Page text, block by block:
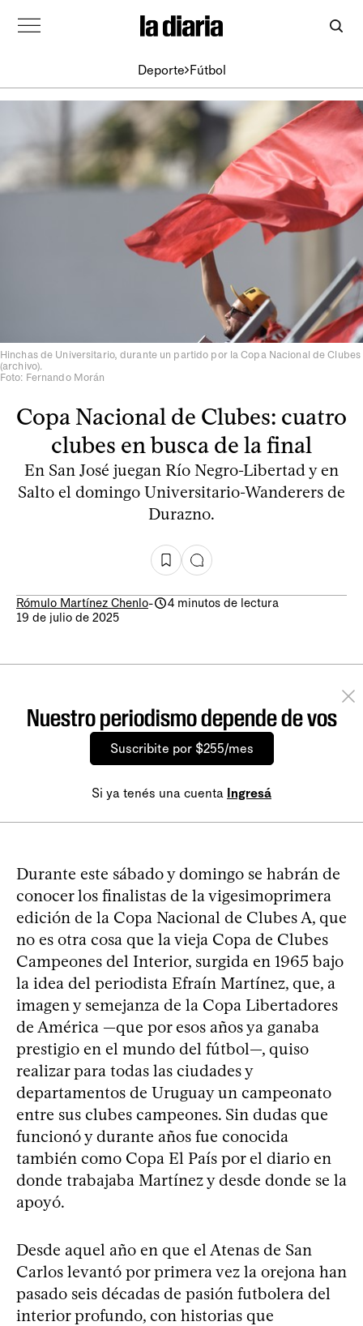
Deporte Fútbol
Hinchas de Universitario, durante un partido por la Copa Nacional de Clubes
(archivo).
Foto: Fernando Morán
Copa Nacional de Clubes: cuatro
clubes en busca de la final
En San José juegan Río Negro-Libertad y en
Salto el domingo Universitario-Wanderers de
Durazno.
Rómulo Martínez Chenlo-
4 minutos de lectura
19 de julio de 2025
Nuestro periodismo depende de vos
Suscribite por $255/mes
Si ya tenés una cuenta Ingresá
Durante este sábado y domingo se habrán de
conocer los finalistas de la vigesimoprimera
edición de la Copa Nacional de Clubes A, que
no es otra cosa que la vieja Copa de Clubes
Campeones del Interior, surgida en 1965 bajo
la idea del periodista Efraín Martínez, que, a
imagen y semejanza de la Copa Libertadores
de América —que por esos años ya ganaba
prestigio en el mundo del fútbol—, quiso
realizar para todas las ciudades y
departamentos de Uruguay un campeonato
entre sus clubes campeones. Sin dudas que
funcionó y durante años fue conocida
también como Copa El País por el diario en
donde trabajaba Martínez y desde donde se la
apoyó.
Desde aquel año en que el Atenas de San
Carlos levantó por primera vez la orejona han
pasado seis décadas de pasión futbolera del
interior profundo, con historias que